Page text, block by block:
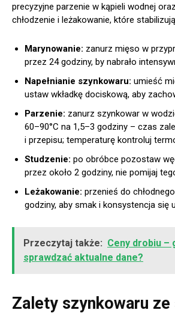
precyzyjne parzenie w kąpieli wodnej
chłodzenie i leżakowanie, które
Marynowanie: zanurz mięso w
przez 24 godziny, by nabrało
Napełnianie szynkowaru: umieść
ustaw wkładkę dociskową, aby
Parzenie: zanurz szynkowar w
60–90°C na 1,5–3 godziny – czas
i przepisu; temperaturę kontroluj
Studzenie: po obróbce pozostaw
przez około 2 godziny, nie pomijaj
Leżakowanie: przenieś do
godziny, aby smak i konsystencja się
Przeczytaj także: Ceny drobiu –
sprawdzać aktualne dane?
Zalety szynkowaru